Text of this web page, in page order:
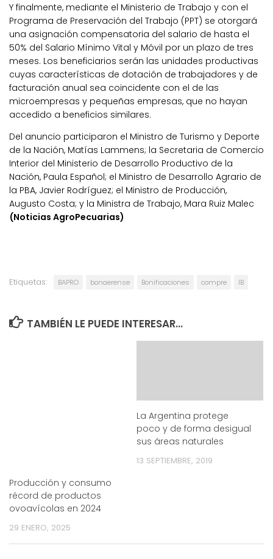
Y finalmente, mediante el Ministerio de Trabajo y con el
Programa de Preservación del Trabajo (PPT) se otorgará
una asignación compensatoria del salario de hasta el
50% del Salario Mínimo Vital y Móvil por un plazo de tres
meses. Los beneficiarios serán las unidades productivas
cuyas características de dotación de trabajadores y de
facturación anual sea coincidente con el de las
microempresas y pequeñas empresas, que no hayan
accedido a beneficios similares.
Del anuncio participaron el Ministro de Turismo y Deporte
de la Nación, Matías Lammens; la Secretaria de Comercio
Interior del Ministerio de Desarrollo Productivo de la
Nación, Paula Español; el Ministro de Desarrollo Agrario de
la PBA, Javier Rodríguez; el Ministro de Producción,
Augusto Costa; y la Ministra de Trabajo, Mara Ruiz Malec
(Noticias AgroPecuarias)
Etiquetas: BAPRO bonaerense Bonificaciones compre IB
TAMBIÉN LE PUEDE INTERESAR...
Producción y consumo
récord de productos
ovoavícolas en 2024
29 ENERO, 2025
La Argentina protege
poco y de forma desigual
sus áreas naturales
13 SEPTIEMBRE, 2019